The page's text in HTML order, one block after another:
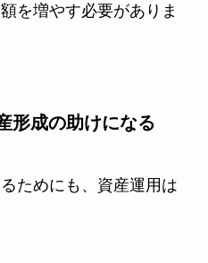
を増やす必要がありま
形成の助けになる
ためにも、資産運用は